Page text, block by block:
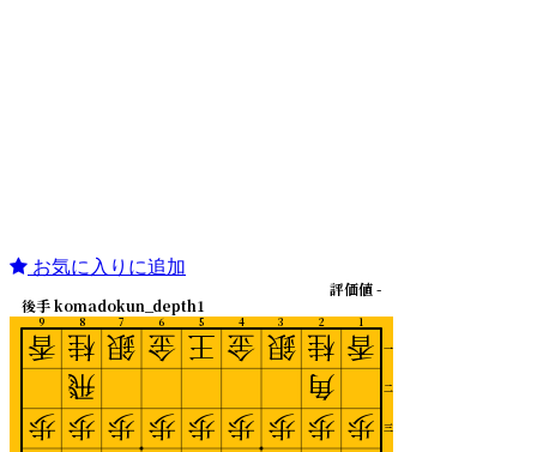
お気に入りに追加
1
2
3
4
5
6
7
8
9
一
二
三
後手 komadokun_depth1
評価値 -
香
歩
桂
角
歩
銀
歩
金
歩
王
歩
金
歩
銀
歩
桂
飛
歩
香
歩